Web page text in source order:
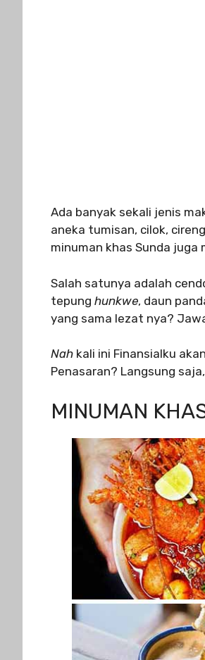
Ada banyak sekali jenis
aneka tumisan, cilok,
minuman khas Sunda
Salah satunya adalah
tepung hunkwe, daun
yang sama lezat nya?
Nah kali ini Finansialku
Penasaran? Langsung
MINUMAN